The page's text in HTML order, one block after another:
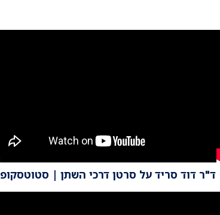
ד"ר דוד סריד על סרטן דרכי השתן | סטוטסקופ